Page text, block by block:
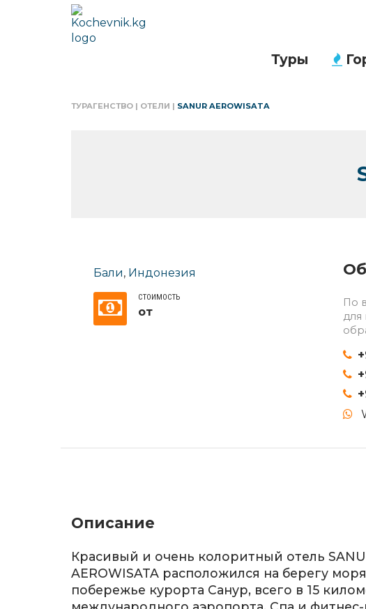
Туры
ТУРАГЕНСТВО | ОТЕЛИ | SANUR AEROWISATA
Бали, Индонезия
СТОИМОСТЬ
от
По
для
Описание
Красивый и очень колоритный отель
AEROWISATA расположился на берегу
побережье курорта Санур, всего в 15